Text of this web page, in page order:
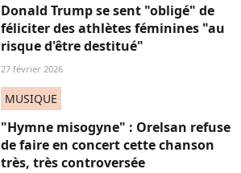
Donald Trump se sent "obligé" de
féliciter des athlètes féminines "au
risque d'être destitué"
27 février 2026
MUSIQUE
"Hymne misogyne" : Orelsan refuse
de faire en concert cette chanson
très, très controversée